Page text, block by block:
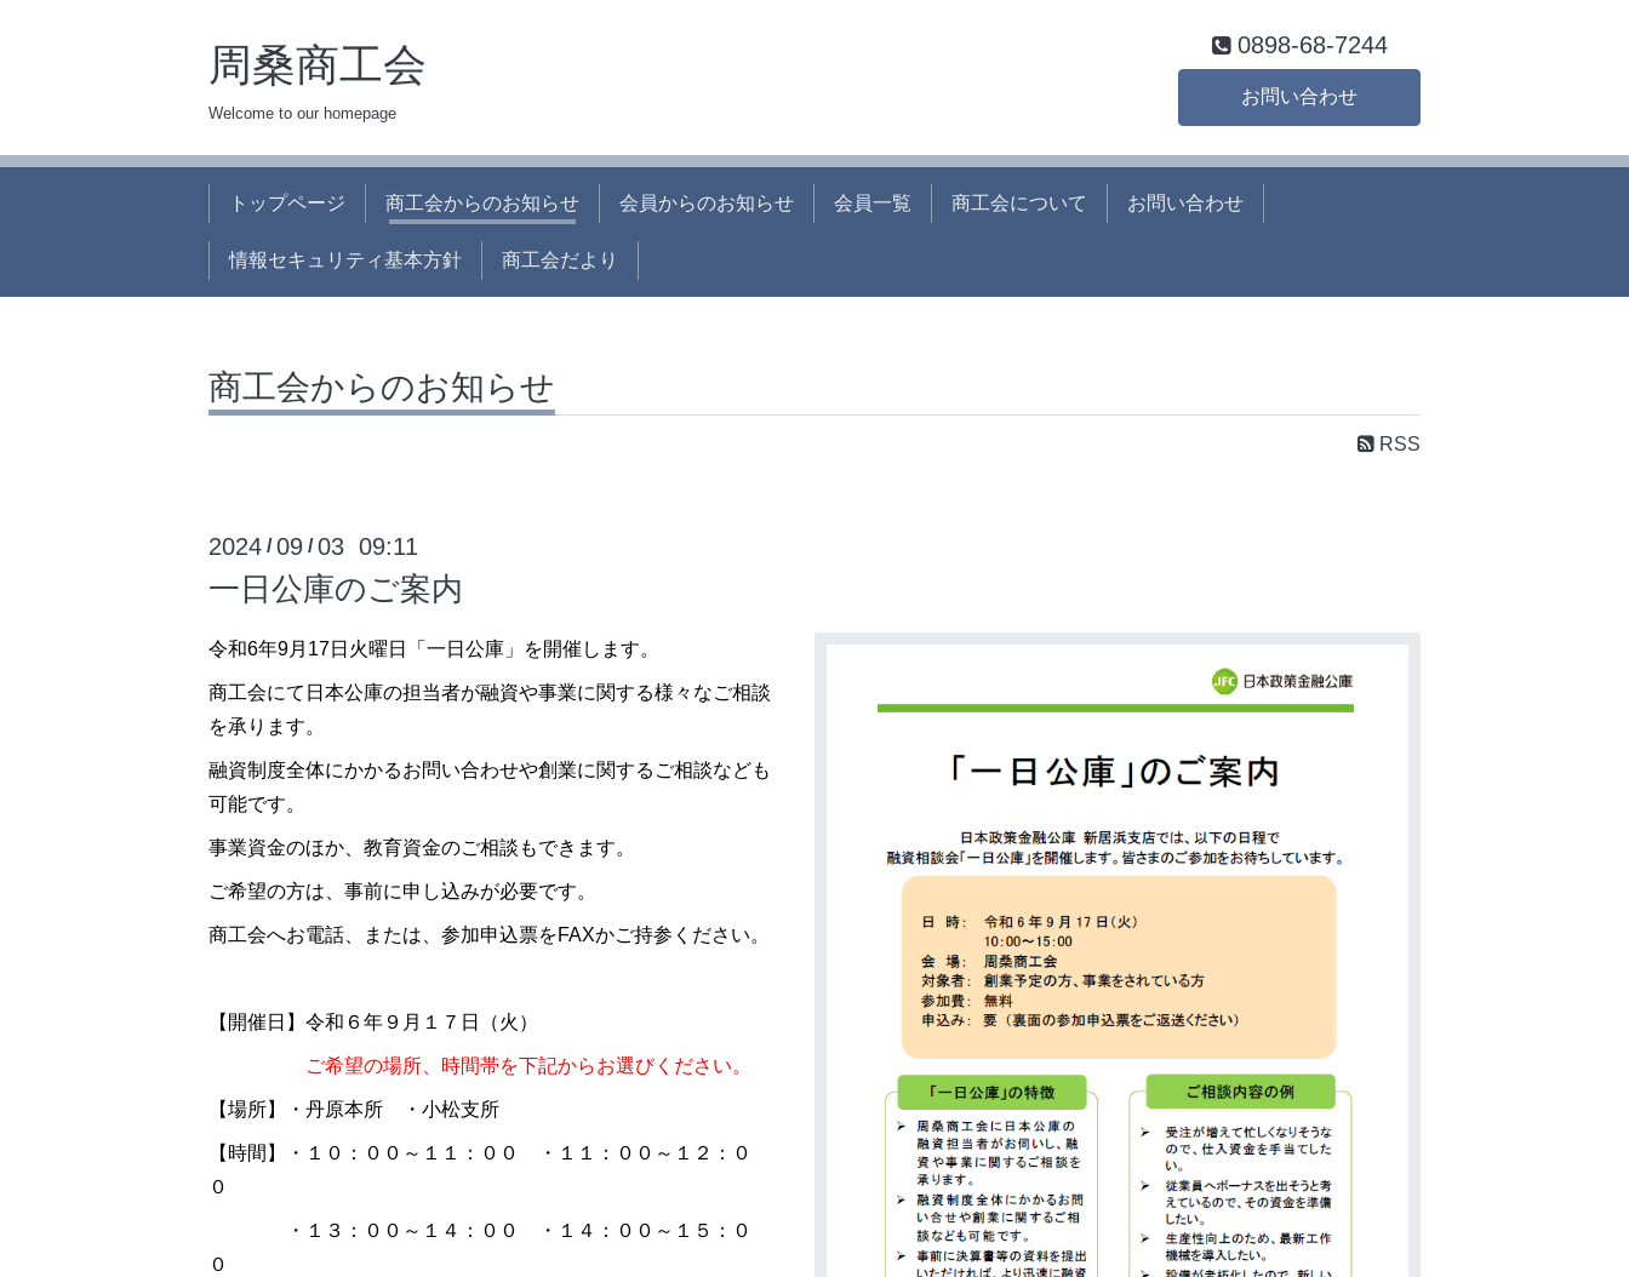
周桑商工会
Welcome to our homepage
0898-68-7244
お問い合わせ
トップページ 商工会からのお知らせ 会員からのお知らせ 会員一覧 商工会について お問い合わせ
情報セキュリティ基本方針 商工会だより
商工会からのお知らせ
RSS
2024 /09 /03 09:11
一日公庫のご案内
令和6年9月17日火曜日「一日公庫」を開催します。
商工会にて日本公庫の担当者が融資や事業に関する様々なご相談
を承ります。
融資制度全体にかかるお問い合わせや創業に関するご相談なども
可能です。
事業資金のほか、教育資金のご相談もできます。
ご希望の方は、事前に申し込みが必要です。
商工会へお電話、または、参加申込票をFAXかご持参ください。
【開催日】令和６年９月１７日（火）
ご希望の場所、時間帯を下記からお選びください。
【場所】・丹原本所 ・小松支所
【時間】・１０：００～１１：００ ・１１：００～１２：０
０
・１３：００～１４：００ ・１４：００～１５：０
０